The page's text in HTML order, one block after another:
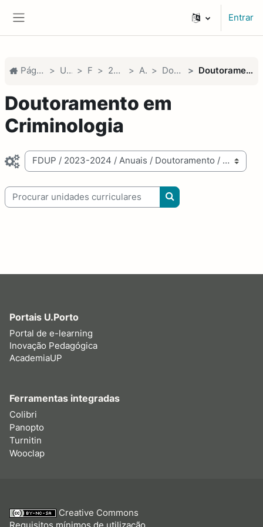
Entrar
Página principal Unidades FDUP 2023-2024 Anuais Doutoramento Doutoramento em Criminologia
Doutoramento em
Criminologia
Categorias de unidades curriculares
Procurar unidades curriculares
Procurar unidades
Portais U.Porto
Portal de e-learning
Inovação Pedagógica
AcademiaUP
Ferramentas integradas
Colibri
Panopto
Turnitin
Wooclap
Creative Commons